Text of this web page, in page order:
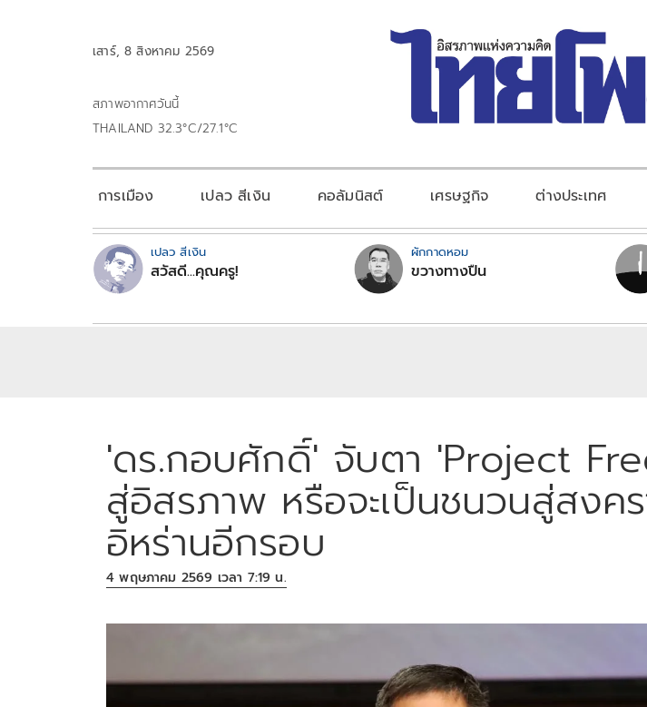
เสาร์, 8 สิงหาคม 2569
สภาพอากาศวันนี้
THAILAND 32.3°C/27.1°C
การเมือง เปลว สีเงิน คอลัมนิสต์ เศรษฐกิจ ต่างประเทศ
เปลว สีเงิน
สวัสดี...คุณครู!
ผักกาดหอม
ขวางทางปืน
'ดร.กอบศักดิ์' จับตา 'Project
สู่อิสรภาพ หรือจะเป็นชนวนสู่สงค
อิหร่านอีกรอบ
4 พฤษภาคม 2569 เวลา 7:19 น.